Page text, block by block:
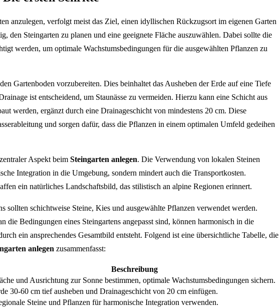
anzulegen, verfolgt meist das Ziel, einen idyllischen Rückzugsort im eigenen Garten
den Steingarten zu planen und eine geeignete Fläche auszuwählen. Dabei sollte die
werden, um optimale Wachstumsbedingungen für die ausgewählten Pflanzen zu
Gartenboden vorzubereiten. Dies beinhaltet das Ausheben der Erde auf eine Tiefe
ist entscheidend, um Staunässe zu vermeiden. Hierzu kann eine Schicht aus
werden, ergänzt durch eine Drainageschicht von mindestens 20 cm. Diese
und sorgen dafür, dass die Pflanzen in einem optimalen Umfeld gedeihen
Aspekt beim Steingarten anlegen. Die Verwendung von lokalen Steinen
Integration in die Umgebung, sondern mindert auch die Transportkosten.
ein natürliches Landschaftsbild, das stilistisch an alpine Regionen erinnert.
sollten schichtweise Steine, Kies und ausgewählte Pflanzen verwendet werden.
die Bedingungen eines Steingartens angepasst sind, können harmonisch in die
ein ansprechendes Gesamtbild entsteht. Folgend ist eine übersichtliche Tabelle, die
anlegen zusammenfasst:
Beschreibung
und Ausrichtung zur Sonne bestimmen, optimale Wachstumsbedingungen sichern.
30-60 cm tief ausheben und Drainageschicht von 20 cm einfügen.
Steine und Pflanzen für harmonische Integration verwenden.